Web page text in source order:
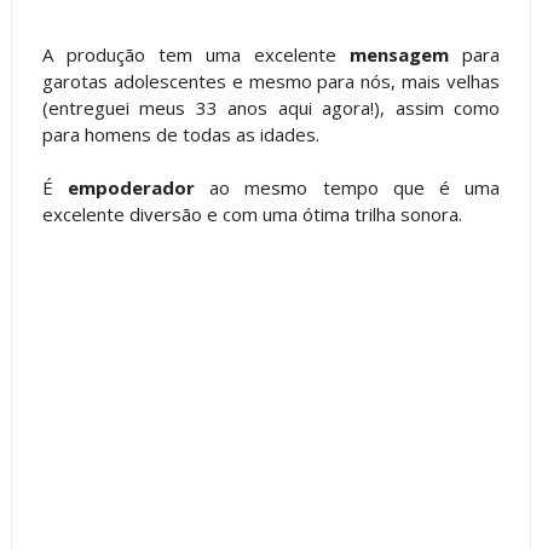
A produção tem uma excelente mensagempara
garotas adolescentes e mesmo para nós, mais velhas
(entreguei meus 33 anos aqui agora!), assim como
para homens de todas as idades.
É empoderador ao mesmo tempo que é uma
excelente diversão e com uma ótima trilha sonora.